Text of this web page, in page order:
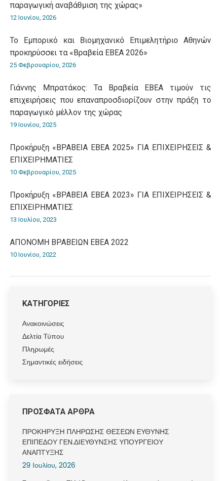
παραγωγική αναβάθμιση της χώρας»
12 Ιουνίου, 2026
Το Εμπορικό και Βιομηχανικό Επιμελητήριο Αθηνών
προκηρύσσει τα «Βραβεία ΕΒΕΑ 2026»
25 Φεβρουαρίου, 2026
Γιάννης Μπρατάκος: Τα Βραβεία ΕΒΕΑ τιμούν τις
επιχειρήσεις που επαναπροσδιορίζουν στην πράξη το
παραγωγικό μέλλον της χώρας
19 Ιουνίου, 2025
Προκήρυξη «ΒΡΑΒΕΙΑ ΕΒΕΑ 2025» ΓΙΑ ΕΠΙΧΕΙΡΗΣΕΙΣ &
ΕΠΙΧΕΙΡΗΜΑΤΙΕΣ
10 Φεβρουαρίου, 2025
Προκήρυξη «ΒΡΑΒΕΙΑ ΕΒΕΑ 2023» ΓΙΑ ΕΠΙΧΕΙΡΗΣΕΙΣ &
ΕΠΙΧΕΙΡΗΜΑΤΙΕΣ
13 Ιουλίου, 2023
ΑΠΟΝΟΜΗ ΒΡΑΒΕΙΩΝ ΕΒΕΑ 2022
10 Ιουνίου, 2022
ΚΑΤΗΓΟΡΙΕΣ
Ανακοινώσεις
Δελτία Τύπου
Πληρωμές
Σημαντικές ειδήσεις
ΠΡΟΣΦΑΤΑ ΑΡΘΡΑ
ΠΡΟΚΗΡΥΞΗ ΠΛΗΡΩΣΗΣ ΘΕΣΕΩΝ ΕΥΘΥΝΗΣ
ΕΠΙΠΕΔΟΥ ΓΕΝ.ΔΙΕΥΘΥΝΣΗΣ ΥΠΟΥΡΓΕΙΟΥ
ΑΝΑΠΤΥΞΗΣ
29 Ιουλίου, 2026